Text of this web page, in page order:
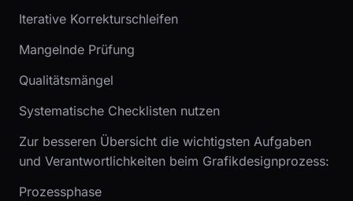
Iterative Korrekturschleifen
Mangelnde Prüfung
Qualitätsmängel
Systematische Checklisten nutzen
Zur besseren Übersicht die wichtigsten Aufgaben
und Verantwortlichkeiten beim Grafikdesignprozess:
Prozessphase